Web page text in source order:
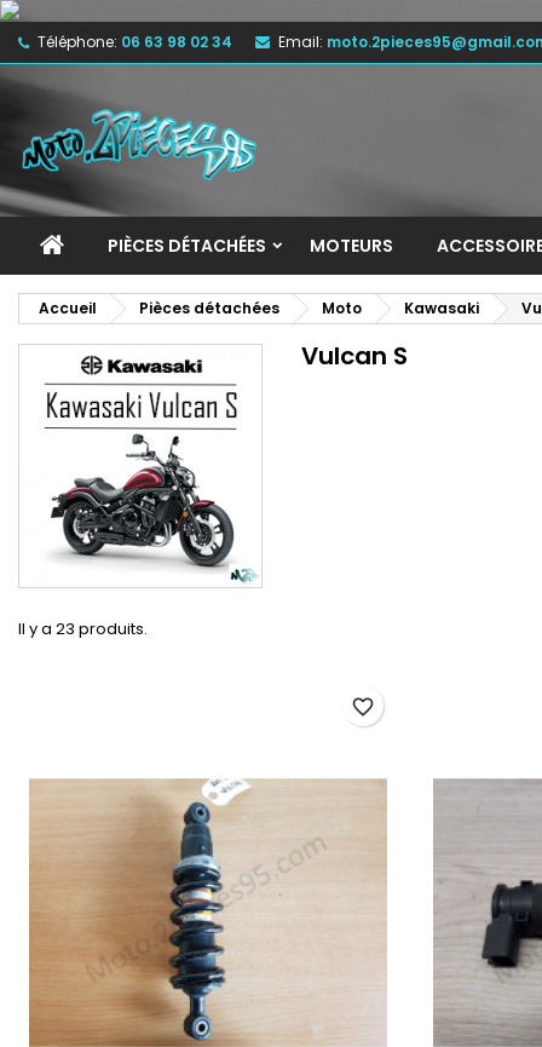
Téléphone: 06 63 98 02 34 Email:
PIÈCES DÉTACHÉES MOTEURS
Accueil Pièces détachées Moto Kawasaki
Vulcan S
Il y a 23 produits.
favorite_border